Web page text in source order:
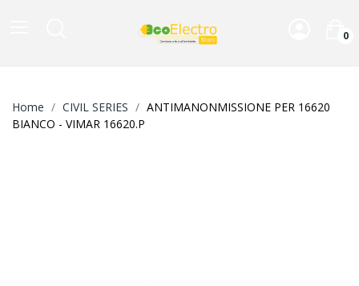
0
Home CIVIL SERIES
ANTIMANONMISSIONE PER 16620
BIANCO - VIMAR 16620.P